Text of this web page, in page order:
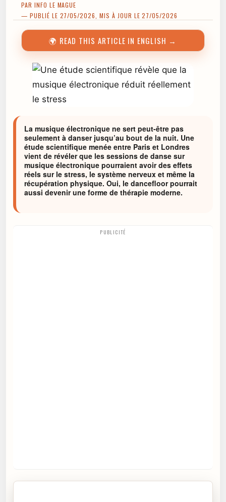
PAR INFO LE MAGUE
— PUBLIÉ LE 27/05/2026, MIS À JOUR LE 27/05/2026
🌍 READ THIS ARTICLE IN ENGLISH →
La musique électronique ne sert peut-être pas
seulement à danser jusqu’au bout de la nuit. Une
étude scientifique menée entre Paris et Londres
vient de révéler que les sessions de danse sur
musique électronique pourraient avoir des effets
réels sur le stress, le système nerveux et même la
récupération physique. Oui, le dancefloor pourrait
aussi devenir une forme de thérapie moderne.
PUBLICITÉ